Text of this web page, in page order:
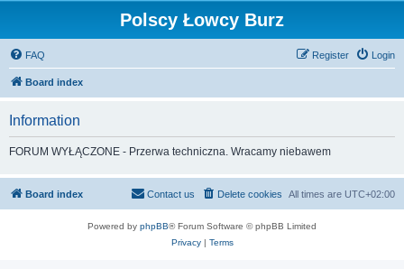
Polscy Łowcy Burz
FAQ Login
Register
Board index
Information
FORUM WYŁĄCZONE - Przerwa techniczna. Wracamy niebawem
Board index All times are UTC+02:00
Delete cookies
Contact us
Powered by phpBB® Forum Software © phpBB Limited
Privacy| Terms